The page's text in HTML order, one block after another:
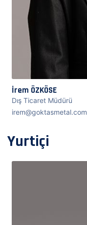
İrem ÖZKÖSE
Dış Ticaret Müdürü
irem@goktasmetal.com
Yurtiçi